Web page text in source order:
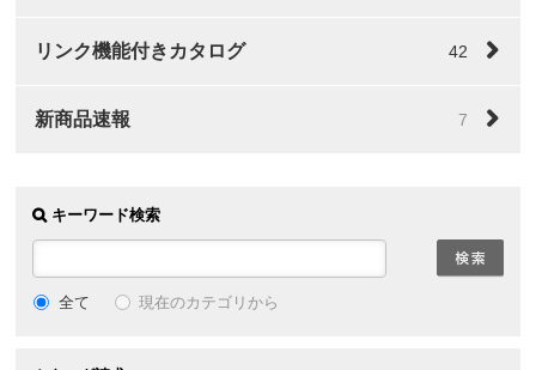
リンク機能付きカタログ 42
新商品速報 7
キーワード検索
全て 現在のカテゴリから